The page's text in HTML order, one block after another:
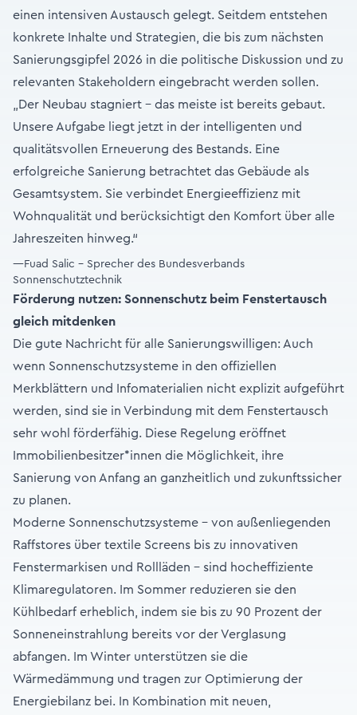
einen intensiven Austausch gelegt. Seitdem entstehen
konkrete Inhalte und Strategien, die bis zum nächsten
Sanierungsgipfel 2026 in die politische Diskussion und zu
relevanten Stakeholdern eingebracht werden sollen.
„Der Neubau stagniert – das meiste ist bereits gebaut.
Unsere Aufgabe liegt jetzt in der intelligenten und
qualitätsvollen Erneuerung des Bestands. Eine
erfolgreiche Sanierung betrachtet das Gebäude als
Gesamtsystem. Sie verbindet Energieeffizienz mit
Wohnqualität und berücksichtigt den Komfort über alle
Jahreszeiten hinweg.“
—Fuad Salic - Sprecher des Bundesverbands
Sonnenschutztechnik
Förderung nutzen: Sonnenschutz beim Fenstertausch
gleich mitdenken
Die gute Nachricht für alle Sanierungswilligen: Auch
wenn Sonnenschutzsysteme in den offiziellen
Merkblättern und Infomaterialien nicht explizit aufgeführt
werden, sind sie in Verbindung mit dem Fenstertausch
sehr wohl förderfähig. Diese Regelung eröffnet
Immobilienbesitzer*innen die Möglichkeit, ihre
Sanierung von Anfang an ganzheitlich und zukunftssicher
zu planen.
Moderne Sonnenschutzsysteme – von außenliegenden
Raffstores über textile Screens bis zu innovativen
Fenstermarkisen und Rollläden – sind hocheffiziente
Klimaregulatoren. Im Sommer reduzieren sie den
Kühlbedarf erheblich, indem sie bis zu 90 Prozent der
Sonneneinstrahlung bereits vor der Verglasung
abfangen. Im Winter unterstützen sie die
Wärmedämmung und tragen zur Optimierung der
Energiebilanz bei. In Kombination mit neuen,